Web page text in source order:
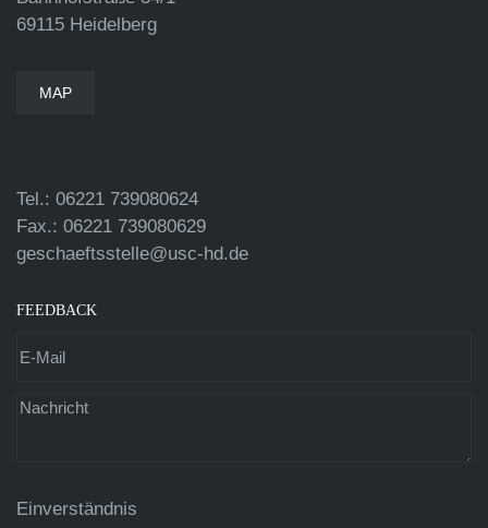
69115 Heidelberg
MAP
Tel.: 06221 739080624
Fax.: 06221 739080629
geschaeftsstelle@usc-hd.de
FEEDBACK
Einverständnis